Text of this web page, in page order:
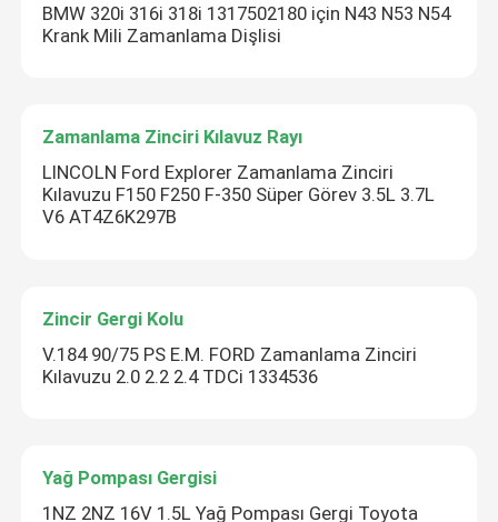
BMW 320i 316i 318i 1317502180 için N43 N53 N54
Krank Mili Zamanlama Dişlisi
Zamanlama Zinciri Kılavuz Rayı
LINCOLN Ford Explorer Zamanlama Zinciri
Kılavuzu F150 F250 F-350 Süper Görev 3.5L 3.7L
V6 AT4Z6K297B
Zincir Gergi Kolu
V.184 90/75 PS E.M. FORD Zamanlama Zinciri
Kılavuzu 2.0 2.2 2.4 TDCi 1334536
Yağ Pompası Gergisi
1NZ 2NZ 16V 1.5L Yağ Pompası Gergi Toyota